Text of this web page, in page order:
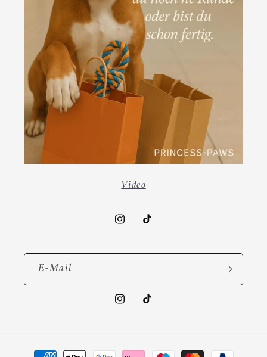
Video
InstagramTikTok
E-Mail
InstagramTikTok
Zahlungsmethoden